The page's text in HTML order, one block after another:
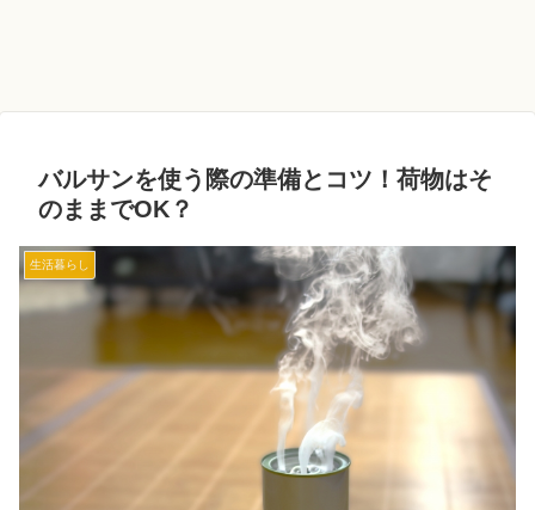
バルサンを使う際の準備とコツ！荷物はそ
のままでOK？
生活暮らし